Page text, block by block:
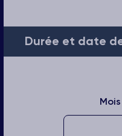
Durée et date